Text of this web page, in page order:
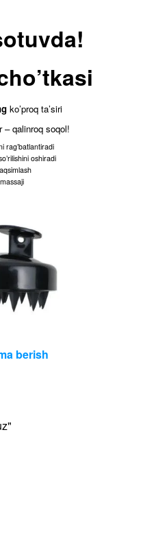
ko’proq ta’siri
– qalinroq soqol!
rag’batlantiradi
oshiradi
berish